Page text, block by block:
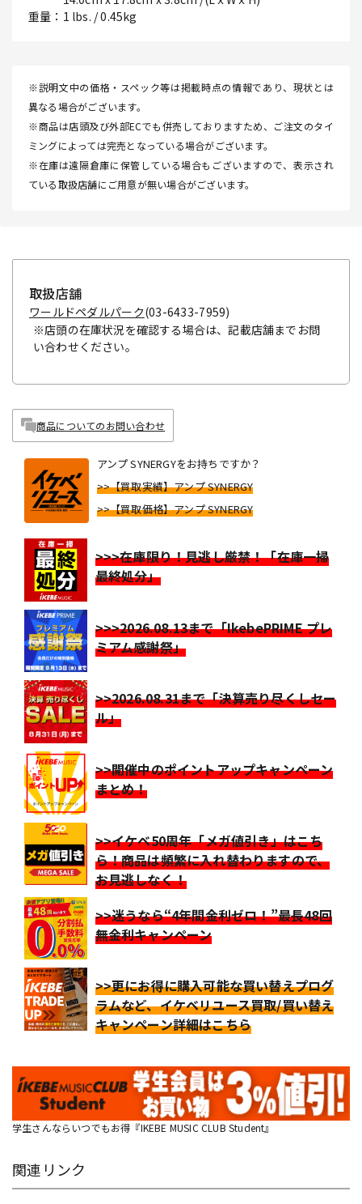
重量：1 lbs. / 0.45kg
※説明文中の価格・スペック等は掲載時点の情報であり、現状とは
異なる場合がございます。
※商品は店頭及び外部ECでも併売しておりますため、ご注文のタイ
ミングによっては完売となっている場合がございます。
※在庫は遠隔倉庫に保管している場合もございますので、表示され
ている取扱店舗にご用意が無い場合がございます。
取扱店舗
ワールドペダルパーク(03-6433-7959)
※店頭の在庫状況を確認する場合は、記載店舗までお問
い合わせください。
商品についてのお問い合わせ
アンプ SYNERGYをお持ちですか？
>>【買取実績】アンプ SYNERGY
>>【買取価格】アンプ SYNERGY
>>>在庫限り！見逃し厳禁！「在庫一掃
最終処分」
>>>2026.08.13まで「IkebePRIME プレ
ミアム感謝祭」
>>2026.08.31まで「決算売り尽くしセー
ル」
>>開催中のポイントアップキャンペーン
まとめ！
>>イケベ50周年「メガ値引き」はこち
ら！商品は頻繁に入れ替わりますので、
お見逃しなく！
>>迷うなら“4年間金利ゼロ！”最長48回
無金利キャンペーン
>>更にお得に購入可能な買い替えプログ
ラムなど、イケベリユース買取/買い替え
キャンペーン詳細はこちら
学生さんならいつでもお得『IKEBE MUSIC CLUB Student』
関連リンク